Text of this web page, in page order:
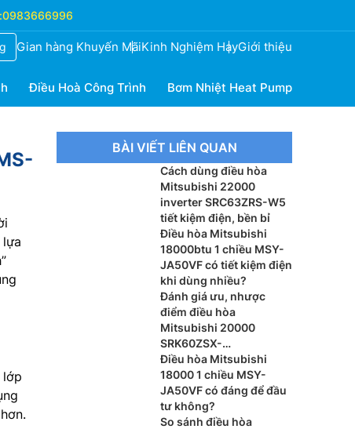
0983666996
Gian hàng Khuyến MãiKinh Nghiệm HayGiới thiệu
Điều Hoà Công Trình Bơm Nhiệt Heat Pump
lớp
BÀI VIẾT LIÊN QUAN
Cách dùng điều hòa
Mitsubishi 22000
inverter SRC63ZRS-W5
tiết kiệm điện, bền bỉ
Điều hòa Mitsubishi
18000btu 1 chiều MSY-
JA50VF có tiết kiệm điện
khi dùng nhiều?
Đánh giá ưu, nhược
điểm điều hòa
Mitsubishi 20000
SRK60ZSX-
W/SRC60ZSX-W3
Điều hòa Mitsubishi
18000 1 chiều MSY-
JA50VF có đáng để đầu
tư không?
So sánh điều hòa